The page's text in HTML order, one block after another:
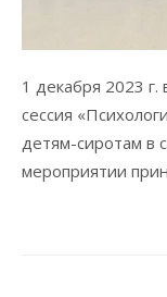
1 декабря 2023 г.
сессия
детям-сиротам в
мероприятии